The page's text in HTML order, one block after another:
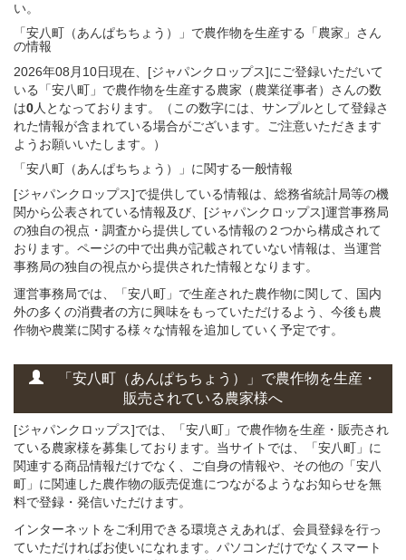
い。
「安八町（あんぱちちょう）」 で農作物を生産する
「農家」さん
の情報
2026年08月10日現在、[ジャパンクロップス]にご登録いただいて
いる「安八町」で農作物を生産する農家（農業従事者）さんの数
は0人となっております。（この数字には、サンプルとして登録さ
れた情報が含まれている場合がございます。ご注意いただきます
ようお願いいたします。）
「安八町（あんぱちちょう）」 に関する一般情報
[ジャパンクロップス]で提供している情報は、総務省統計局等の機
関から公表されている情報及び、[ジャパンクロップス]運営事務局
の独自の視点・調査から提供している情報の２つから構成されて
おります。ページの中で出典が記載されていない情報は、当運営
事務局の独自の視点から提供された情報となります。
運営事務局では、「安八町」で生産された農作物に関して、国内
外の多くの消費者の方に興味をもっていただけるよう、今後も農
作物や農業に関する様々な情報を追加していく予定です。
「安八町（あんぱちちょう）」 で農作物を生産・
販売されている農家様へ
[ジャパンクロップス]では、「安八町」で農作物を生産・販売され
ている農家様を募集しております。当サイトでは、「安八町」に
関連する商品情報だけでなく、ご自身の情報や、その他の「安八
町」に関連した農作物の販売促進につながるようなお知らせを無
料で登録・発信いただけます。
インターネットをご利用できる環境さえあれば、会員登録を行っ
ていただければお使いになれます。パソコンだけでなくスマート